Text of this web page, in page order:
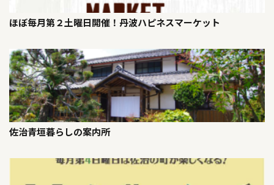
ほぼ毎月第２土曜日開催！丹波ハピネスマーケット
佐治青垣暮らしの案内所